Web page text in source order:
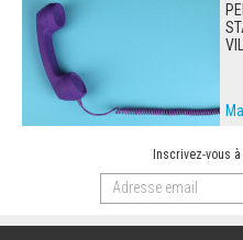
Inscrivez-vous